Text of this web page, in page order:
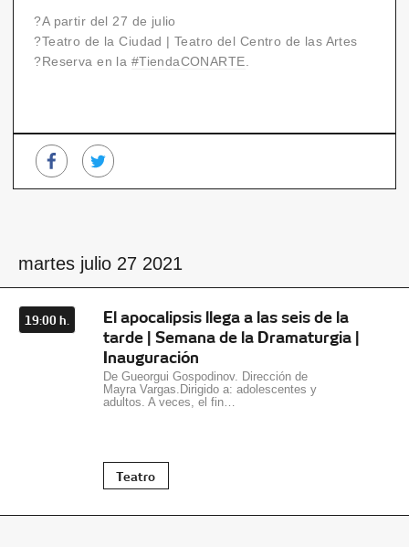
?A partir del 27 de julio
?Teatro de la Ciudad | Teatro del Centro de las Artes
?Reserva en la #TiendaCONARTE
martes julio 27 2021
19:00 h.
El apocalipsis llega a las seis de la
tarde | Semana de la Dramaturgia |
Inauguración
De Gueorgui Gospodinov. Dirección de
Mayra Vargas.Dirigido a: adolescentes y
adultos. A veces, el fin…
Teatro